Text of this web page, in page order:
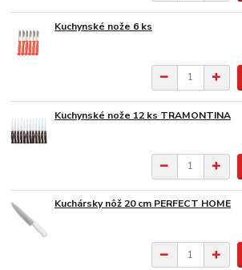
Kuchynské nože 6 ks
Kuchynské nože 12 ks TRAMONTINA
Kuchársky nôž 20 cm PERFECT HOME